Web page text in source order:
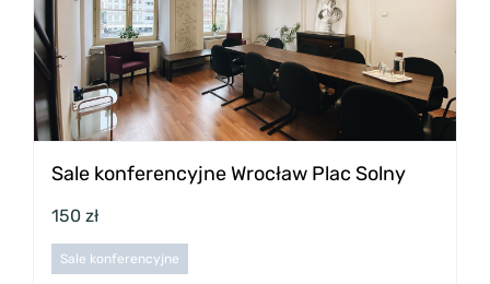
Sale konferencyjne Wrocław Plac Solny
150 zł
Sale konferencyjne